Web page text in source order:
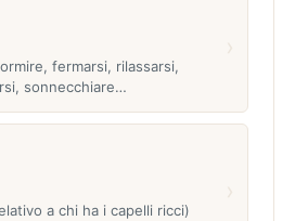
fermarsi, rilassarsi,
sonnecchiare…
a chi ha i capelli ricci)